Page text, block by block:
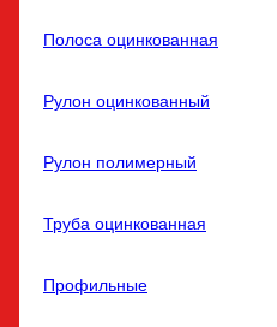
Полоса оцинкованная
Рулон оцинкованный
Рулон полимерный
Труба оцинкованная
Профильные